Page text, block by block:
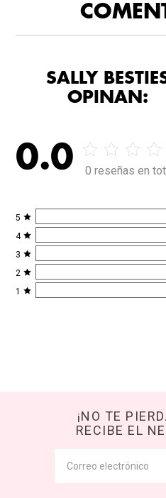
SALLY
OPINAN:
0.0 0 reseñas en
5
4
3
2
1
¡NO TE
RECIBE EL